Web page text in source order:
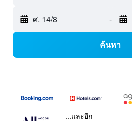
ศ. 14/8 -
ค้นหา
...และอีก